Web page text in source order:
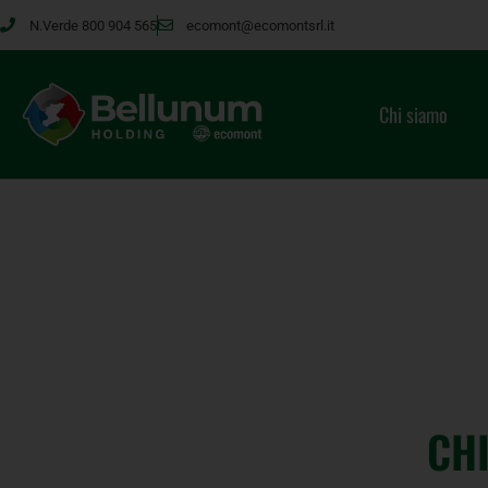
N.Verde 800 904 565 ecomont@ecomontsrl.it
Chi siamo